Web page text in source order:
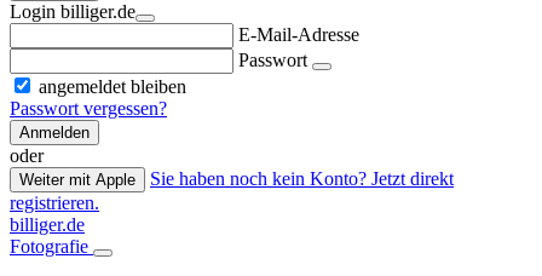
Login billiger.de
E-Mail-Adresse
Passwort
angemeldet bleiben
Passwort vergessen?
Anmelden
oder
Weiter mit Apple
Sie haben noch kein Konto? Jetzt direkt
registrieren.
billiger.de
Fotografie